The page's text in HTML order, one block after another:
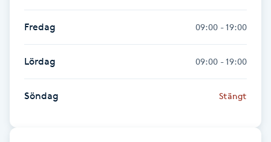
Hårborttagning
Hårbottenbehandling
Hårförlängning
Fredag 09:00 - 19:00
Lördag 09:00 - 19:00
Söndag Stängt